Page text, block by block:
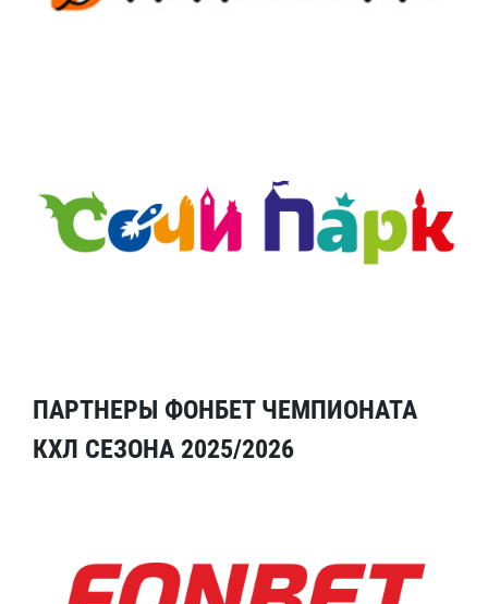
ПАРТНЕРЫ ФОНБЕТ ЧЕМПИОНАТА
КХЛ СЕЗОНА 2025/2026